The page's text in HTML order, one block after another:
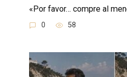
«Por favor… compre al
0 58